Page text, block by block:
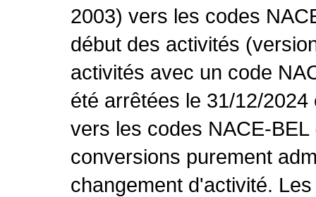
2003) vers les codes
début des activités
activités avec un code
été arrêtées le 31/12/
vers les codes NACE-
conversions purement
changement d'activité.